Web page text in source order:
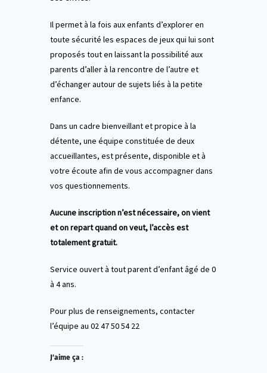
Il permet à la fois aux enfants d’explorer en
toute sécurité les espaces de jeux qui lui sont
proposés tout en laissant la possibilité aux
parents d’aller à la rencontre de l’autre et
d’échanger autour de sujets liés à la petite
enfance.
Dans un cadre bienveillant et propice à la
détente, une équipe constituée de deux
accueillantes, est présente, disponible et à
votre écoute afin de vous accompagner dans
vos questionnements.
Aucune inscription n’est nécessaire, on vient
et on repart quand on veut, l’accès est
totalement gratuit.
Service ouvert à tout parent d’enfant âgé de 0
à 4 ans.
Pour plus de renseignements, contacter
l’équipe au 02 47 50 54 22
J’aime ça :